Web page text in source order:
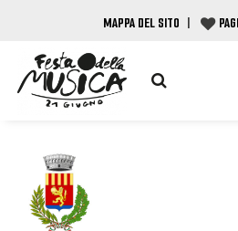
MAPPA DEL SITO |